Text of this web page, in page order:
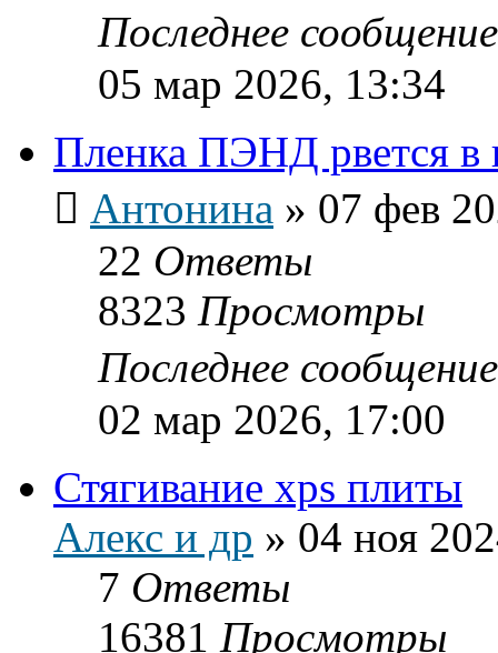
Последнее
05 мар 2026, 13:34
Пленка ПЭНД рвется в
Антонина » 07 фев
22 Ответы
8323 Просмотры
Последнее
02 мар 2026, 17:00
Стягивание xps плиты
Алекс и др » 04 ноя
7 Ответы
16381 Просмотры